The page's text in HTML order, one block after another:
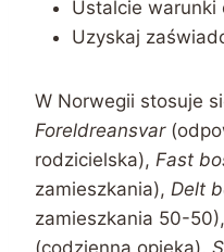
Ustalcie warunki
Uzyskaj
W Norwegii stosuje
Foreldreansvar
rodzicielska), Fast
zamieszkania), Delt
zamieszkania 50-50),
(codzienna opieka),